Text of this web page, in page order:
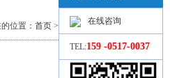
位置： 首页 > 工程案例> 列表
在线咨询
TEL:159 -0517-0037